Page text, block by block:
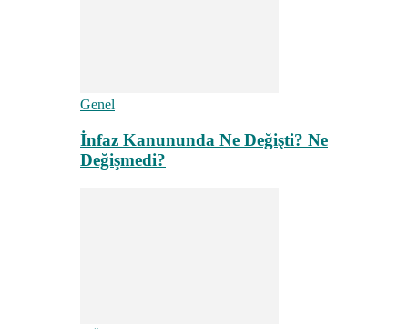
Genel
İnfaz Kanununda Ne Değişti? Ne
Değişmedi?